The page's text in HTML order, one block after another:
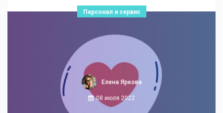
Персонал и сервис
Елена Яркова
08 июля 2022